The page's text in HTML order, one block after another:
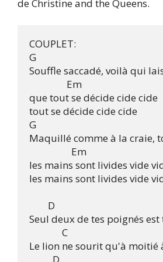
de Christine and the Queens.
COUPLET:
G
Souffle saccadé, voilà qui
que tout se décide cide cide
tout se décide cide cide
G
Maquillé comme à la craie,
les mains sont livides vide
les mains sont livides vide
Seul deux de tes poignés
Le lion ne sourit qu'à moitié